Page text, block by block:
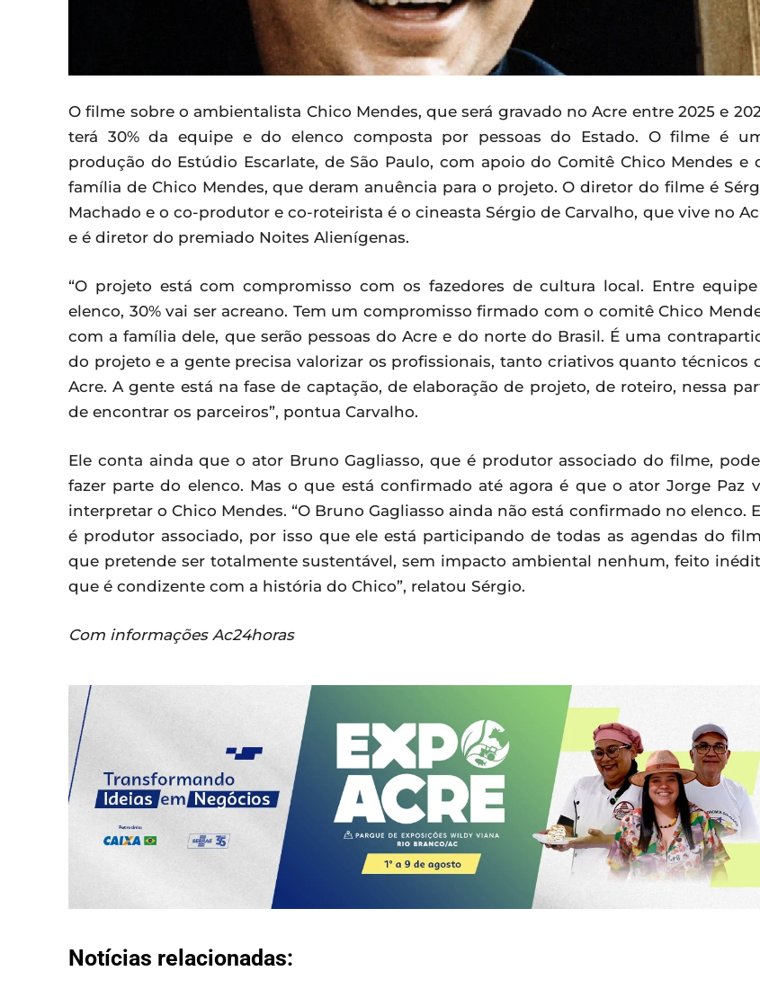
O filme sobre o ambientalista Chico Mendes, que será gravado no Acre entre 2025 e
terá 30% da equipe e do elenco composta por pessoas do Estado. O filme é
produção do Estúdio Escarlate, de São Paulo, com apoio do Comitê Chico Mendes e
família de Chico Mendes, que deram anuência para o projeto. O diretor do filme é
Machado e o co-produtor e co-roteirista é o cineasta Sérgio de Carvalho, que vive no
e é diretor do premiado Noites Alienígenas.
“O projeto está com compromisso com os fazedores de cultura local. Entre
elenco, 30% vai ser acreano. Tem um compromisso firmado com o comitê Chico
com a família dele, que serão pessoas do Acre e do norte do Brasil. É uma
do projeto e a gente precisa valorizar os profissionais, tanto criativos quanto técnicos
Acre. A gente está na fase de captação, de elaboração de projeto, de roteiro, nessa
de encontrar os parceiros”, pontua Carvalho.
Ele conta ainda que o ator Bruno Gagliasso, que é produtor associado do filme,
fazer parte do elenco. Mas o que está confirmado até agora é que o ator Jorge Paz
interpretar o Chico Mendes. “O Bruno Gagliasso ainda não está confirmado no elenco.
é produtor associado, por isso que ele está participando de todas as agendas do
que pretende ser totalmente sustentável, sem impacto ambiental nenhum, feito
que é condizente com a história do Chico”, relatou Sérgio.
Com informações Ac24horas
Notícias relacionadas: